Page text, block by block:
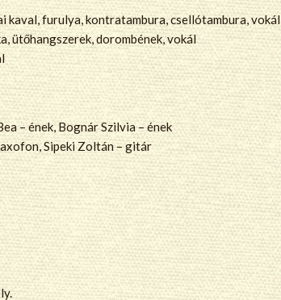
kaval, furulya, kontratambura, csellótambura, vokál
ütőhangszerek, dorombének, vokál
– ének, Bognár Szilvia – ének
Sipeki Zoltán – gitár